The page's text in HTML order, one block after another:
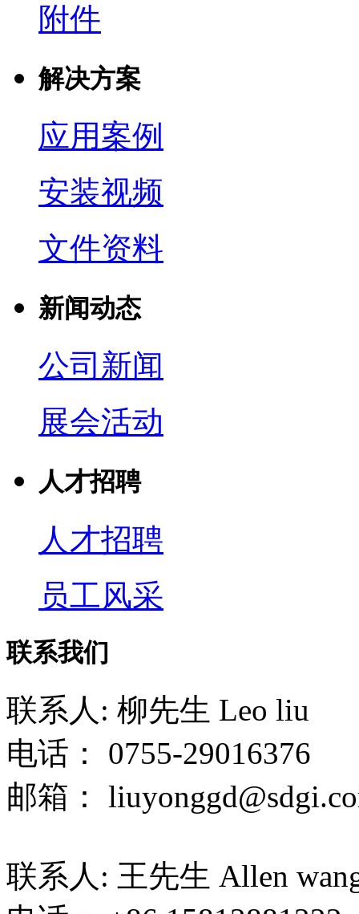
附件
解决方案
应用案例
安装视频
文件资料
新闻动态
公司新闻
展会活动
人才招聘
人才招聘
员工风采
联系我们
联系人: 柳先生 Leo liu
电话： 0755-29016376
邮箱：
联系人: 王先生 Allen